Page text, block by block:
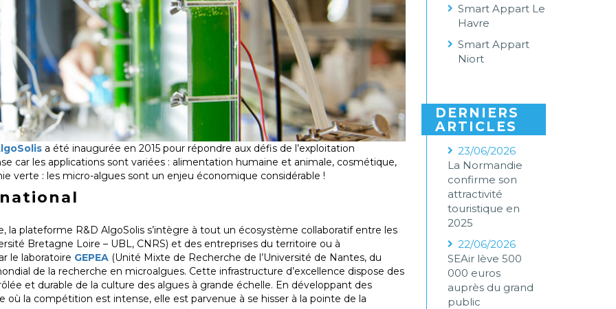
a été inaugurée en 2015 pour répondre aux défis de l’exploitation
car les applications sont variées : alimentation humaine et animale, cosmétique,
verte : les micro-algues sont un enjeu économique considérable !
plateforme R&D AlgoSolis s’intègre à tout un écosystème collaboratif entre les
Bretagne Loire – UBL, CNRS) et des entreprises du territoire ou à
le laboratoire GEPEA (Unité Mixte de Recherche de l’Université de Nantes, du
de la recherche en microalgues. Cette infrastructure d’excellence dispose des
et durable de la culture des algues à grande échelle. En développant des
la compétition est intense, elle est parvenue à se hisser à la pointe de la
Smart Appart Le
Havre
Smart Appart
Niort
DERNIERS
ARTICLES
23/06/2026
La Normandie
confirme son
attractivité
touristique en
2025
22/06/2026
SEAir lève 500
000 euros
auprès du grand
public